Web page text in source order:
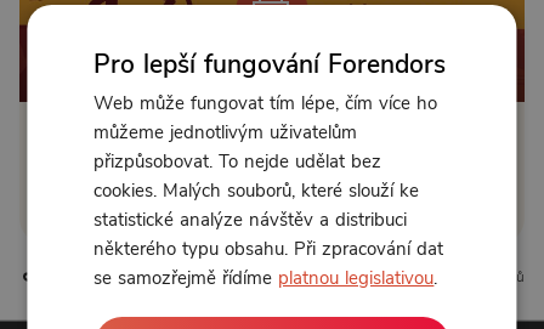
Od 89 Kč měsíčně nebo 39 Kč jednorázově
Zřídit předplatné
Koupit příspěvek
4 líbí 2 komentářů
Pro lepší fungování Forendors
Web může fungovat tím lépe, čím více ho
můžeme jednotlivým uživatelům
přizpůsobovat. To nejde udělat bez
cookies. Malých souborů, které slouží ke
statistické analýze návštěv a distribuci
některého typu obsahu. Při zpracování dat
se samozřejmě řídíme platnou legislativou.